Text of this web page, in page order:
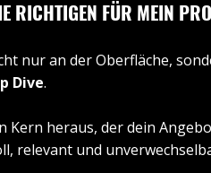
RICHTIGEN FÜR MEIN
nur an der Oberfläche,
Dive.
Kern heraus, der dein
relevant und